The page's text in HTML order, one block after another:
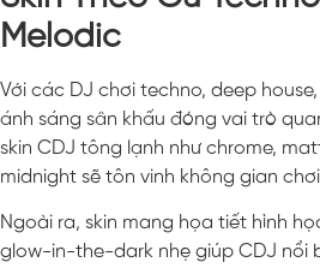
Melodic
Với các DJ chơi techno, deep
ánh sáng sân khấu đóng vai trò
skin CDJ tông lạnh như chrome,
midnight sẽ tôn vinh không gian
Ngoài ra, skin mang họa tiết hình
glow-in-the-dark nhẹ giúp CDJ nổi